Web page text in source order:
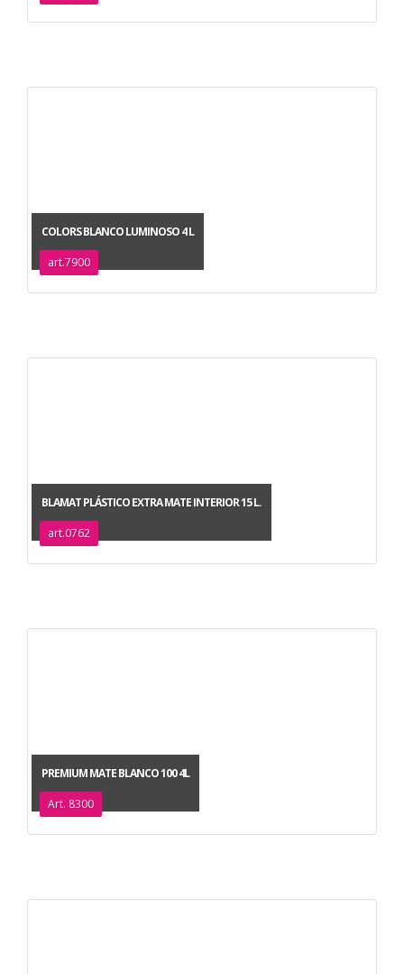
COLORS BLANCO LUMINOSO 4 L
art.7900
BLAMAT PLÁSTICO EXTRA MATE INTERIOR 15 L.
art.0762
PREMIUM MATE BLANCO 100 4L
Art. 8300